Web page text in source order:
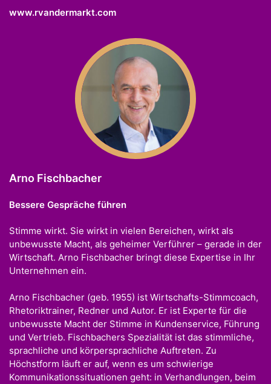
www.rvandermarkt.com
Arno Fischbacher
Bessere Gespräche führen
Stimme wirkt. Sie wirkt in vielen Bereichen, wirkt als
unbewusste Macht, als geheimer Verführer – gerade in der
Wirtschaft. Arno Fischbacher bringt diese Expertise in Ihr
Unternehmen ein.
Arno Fischbacher (geb. 1955) ist Wirtschafts-Stimmcoach,
Rhetoriktrainer, Redner und Autor. Er ist Experte für die
unbewusste Macht der Stimme in Kundenservice, Führung
und Vertrieb. Fischbachers Spezialität ist das stimmliche,
sprachliche und körpersprachliche Auftreten. Zu
Höchstform läuft er auf, wenn es um schwierige
Kommunikationssituationen geht: in Verhandlungen, beim